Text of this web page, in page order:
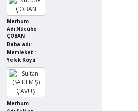
Merhum
Adı:Nücübe
ÇOBAN
Baba adı:
Memleketi:
Yelek Köyü
Merhum